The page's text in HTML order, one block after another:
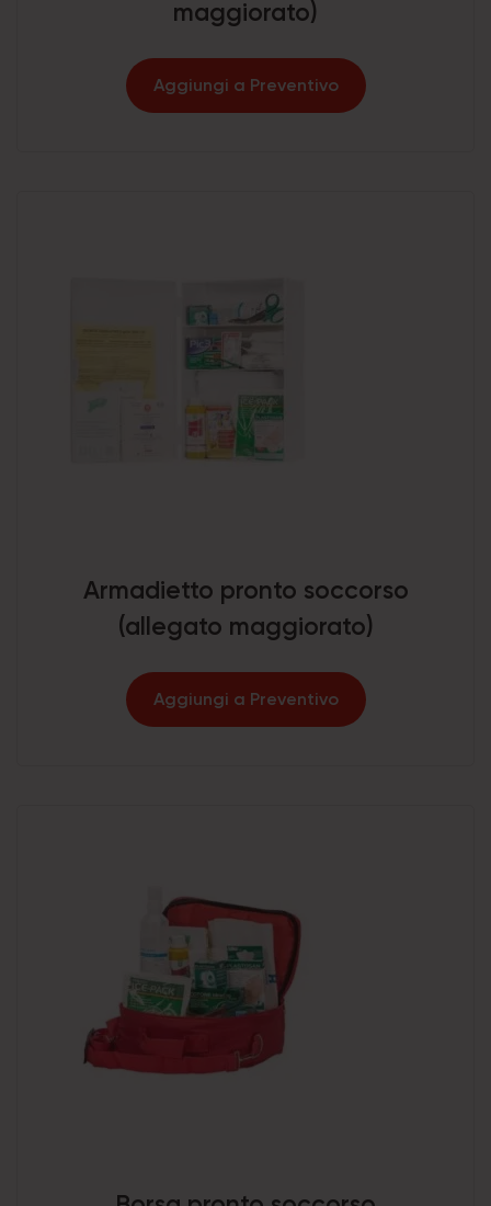
maggiorato)
Aggiungi a Preventivo
Armadietto pronto soccorso
(allegato maggiorato)
Aggiungi a Preventivo